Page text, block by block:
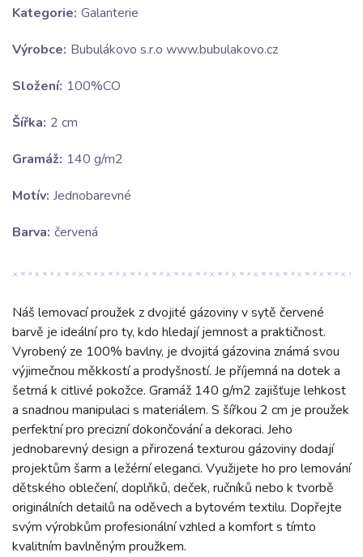
Kategorie: Galanterie
Výrobce: Bubulákovo s.r.o www.bubulakovo.cz
Složení: 100%CO
Šířka: 2 cm
Gramáž: 140 g/m2
Motív: Jednobarevné
Barva: červená
Náš lemovací proužek z dvojité gázoviny v sytě červené
barvě je ideální pro ty, kdo hledají jemnost a praktičnost.
Vyrobený ze 100% bavlny, je dvojitá gázovina známá svou
výjimečnou měkkostí a prodyšností. Je příjemná na dotek a
šetrná k citlivé pokožce. Gramáž 140 g/m2 zajišťuje lehkost
a snadnou manipulaci s materiálem. S šířkou 2 cm je proužek
perfektní pro precizní dokončování a dekoraci. Jeho
jednobarevný design a přirozená texturou gázoviny dodají
projektům šarm a ležérní eleganci. Využijete ho pro lemování
dětského oblečení, doplňků, deček, ručníků nebo k tvorbě
originálních detailů na oděvech a bytovém textilu. Dopřejte
svým výrobkům profesionální vzhled a komfort s tímto
kvalitním bavlněným proužkem.